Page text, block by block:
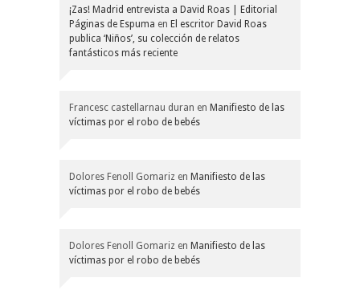
¡Zas! Madrid entrevista a David Roas | Editorial
Páginas de Espuma en El escritor David Roas
publica ‘Niños’, su colección de relatos
fantásticos más reciente
Francesc castellarnau duran en Manifiesto de las
víctimas por el robo de bebés
Dolores Fenoll Gomariz en Manifiesto de las
víctimas por el robo de bebés
Dolores Fenoll Gomariz en Manifiesto de las
víctimas por el robo de bebés